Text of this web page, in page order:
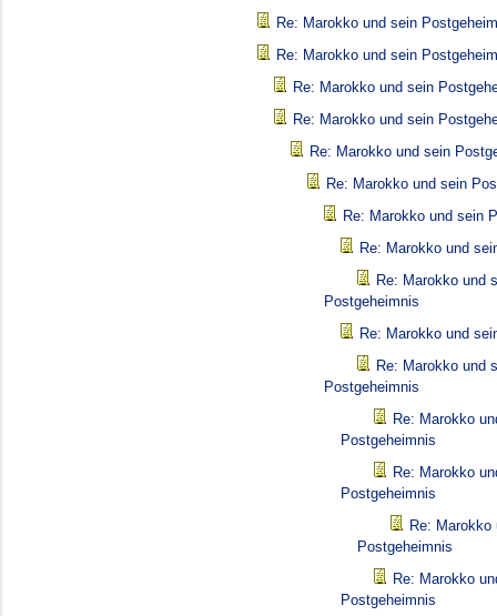
Re: Marokko und sein
Re: Marokko und sein
Re: Marokko und sein
Re: Marokko und sein
Re: Marokko und sein
Re: Marokko und sein
Re: Marokko und sein
Re: Marokko und
Re: Marokko und
Postgeheimnis
Re: Marokko und
Re: Marokko und
Postgeheimnis
Re: Marokko
Postgeheimnis
Re: Marokko
Postgeheimnis
Re: Marokko
Postgeheimnis
Re: Marokko
Postgeheimnis